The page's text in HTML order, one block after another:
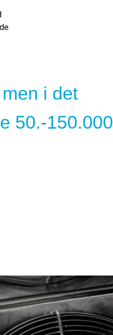
i det
50.-150.000